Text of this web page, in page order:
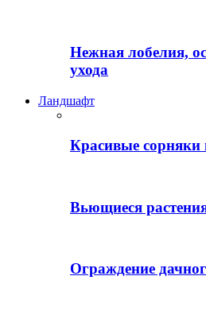
Нежная лобелия,
ухода
Ландшафт
Красивые сорняки
Вьющиеся
Ограждение